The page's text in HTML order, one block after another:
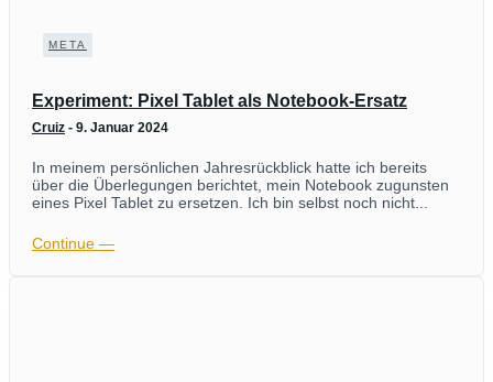
META
Experiment: Pixel Tablet als Notebook-Ersatz
Cruiz - 9. Januar 2024
In meinem persönlichen Jahresrückblick hatte ich bereits
über die Überlegungen berichtet, mein Notebook zugunsten
eines Pixel Tablet zu ersetzen. Ich bin selbst noch nicht...
Continue ―